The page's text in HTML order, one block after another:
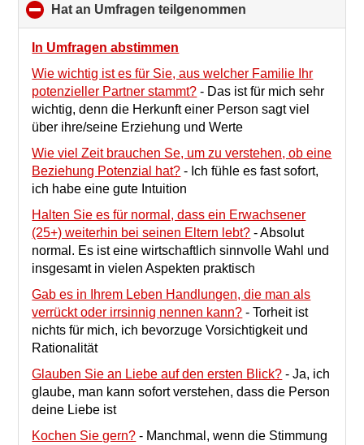
Hat an Umfragen teilgenommen
to
In Umfragen abstimmen
Wie wichtig ist es für Sie, aus welcher Familie Ihr
potenzieller Partner stammt? - Das ist für mich sehr
wichtig, denn die Herkunft einer Person sagt viel
über ihre/seine Erziehung und Werte
Wie viel Zeit brauchen Se, um zu verstehen, ob eine
Beziehung Potenzial hat? - Ich fühle es fast sofort,
ich habe eine gute Intuition
Halten Sie es für normal, dass ein Erwachsener
(25+) weiterhin bei seinen Eltern lebt? -Absolut
normal. Es ist eine wirtschaftlich sinnvolle Wahl und
insgesamt in vielen Aspekten praktisch
Gab es in Ihrem Leben Handlungen, die man als
verrückt oder irrsinnig nennen kann? -Torheit ist
nichts für mich, ich bevorzuge Vorsichtigkeit und
Rationalität
Glauben Sie an Liebe auf den ersten Blick? -Ja, ich
glaube, man kann sofort verstehen, dass die Person
deine Liebe ist
Kochen Sie gern? - Manchmal, wenn die Stimmung